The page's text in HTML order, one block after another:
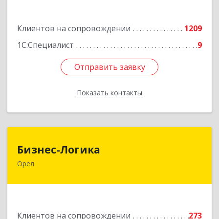
Клиентов на сопровождении
1209
1С:Специалист
9
Отправить заявку
Показать контакты
Отправить заявку
Назад
Бизнес-Логика
Орел
Клиентов на сопровождении
273
302028, Орловская обл, Орловский р-н, Орел г,